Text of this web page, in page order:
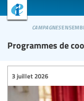
Programmes de
campagnes
3 juillet 2026